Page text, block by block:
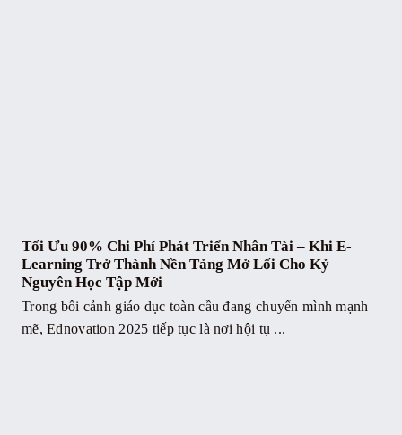
Tối Ưu 90% Chi Phí Phát Triển Nhân Tài – Khi E-
Learning Trở Thành Nền Tảng Mở Lối Cho Kỷ
Nguyên Học Tập Mới
Trong bối cảnh giáo dục toàn cầu đang chuyển mình mạnh
mẽ, Ednovation 2025 tiếp tục là nơi hội tụ ...